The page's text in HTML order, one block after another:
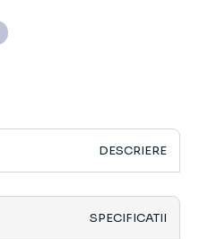
DESCRIERE
SPECIFICATII